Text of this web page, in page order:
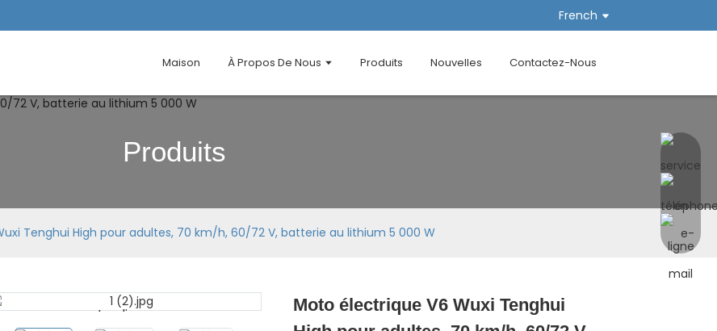
French
Maison À Propos De Nous Produits Nouvelles Contactez-Nous
Produits
Tenghui High pour adultes, 70 km/h, 60/72 V, batterie au lithium 5 000 W
Loading...
Loading... Loading...
Loading...
Moto électrique V6 Wuxi Tenghui